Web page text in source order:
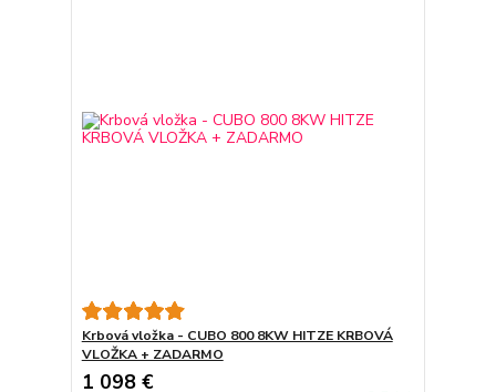
Krbová vložka - CUBO 800 8KW HITZE KRBOVÁ
VLOŽKA + ZADARMO
1 098 €